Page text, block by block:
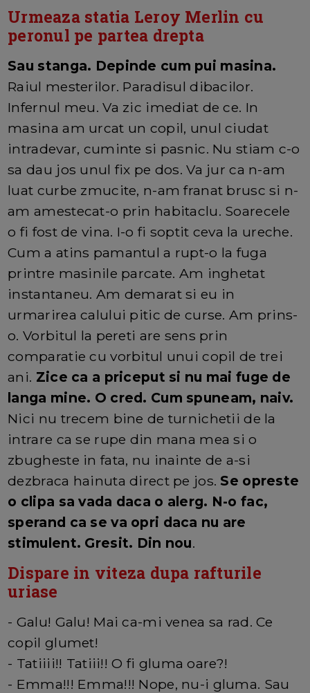
Urmeaza statia Leroy Merlin cu
peronul pe partea drepta
Sau stanga. Depinde cum pui masina.
Raiul mesterilor. Paradisul dibacilor.
Infernul meu. Va zic imediat de ce. In
masina am urcat un copil, unul ciudat
intradevar, cuminte si pasnic. Nu stiam c-o
sa dau jos unul fix pe dos. Va jur ca n-am
luat curbe zmucite, n-am franat brusc si n-
am amestecat-o prin habitaclu. Soarecele
o fi fost de vina. I-o fi soptit ceva la ureche.
Cum a atins pamantul a rupt-o la fuga
printre masinile parcate. Am inghetat
instantaneu. Am demarat si eu in
urmarirea calului pitic de curse. Am prins-
o. Vorbitul la pereti are sens prin
comparatie cu vorbitul unui copil de trei
ani. Zice ca a priceput si nu mai fuge de
langa mine. O cred. Cum spuneam, naiv.
Nici nu trecem bine de turnichetii de la
intrare ca se rupe din mana mea si o
zbugheste in fata, nu inainte de a-si
dezbraca hainuta direct pe jos. Se opreste
o clipa sa vada daca o alerg. N-o fac,
sperand ca se va opri daca nu are
stimulent. Gresit. Din nou.
Dispare in viteza dupa rafturile
uriase
- Galu! Galu! Mai ca-mi venea sa rad. Ce
copil glumet!
- Tatiiii!! Tatiii!! O fi gluma oare?!
- Emma!!! Emma!!! Nope, nu-i gluma. Sau